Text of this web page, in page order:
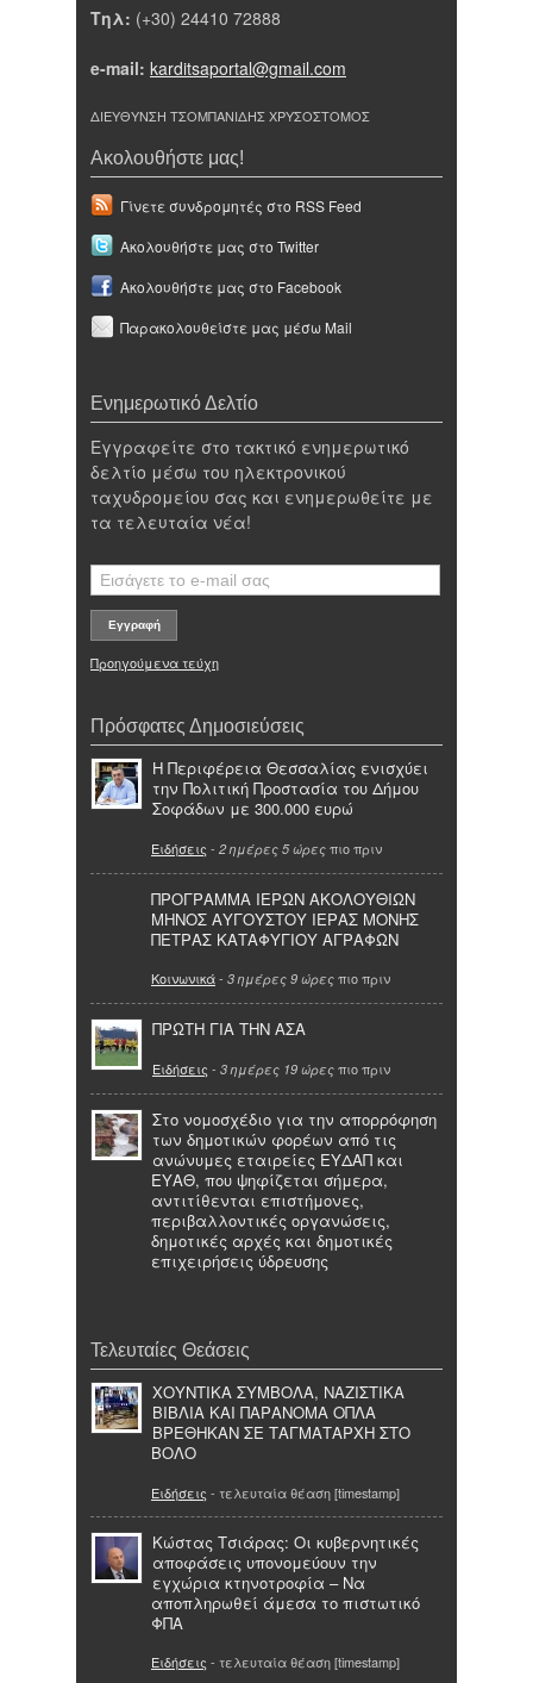
Τηλ: (+30) 24410 72888
e-mail: karditsaportal@gmail.com
ΔΙΕΥΘΥΝΣΗ ΤΣΟΜΠΑΝΙΔΗΣ ΧΡΥΣΟΣΤΟΜΟΣ
Ακολουθήστε μας!
Γίνετε συνδρομητές στο RSS Feed
Ακολουθήστε μας στο Twitter
Ακολουθήστε μας στο Facebook
Παρακολουθείστε μας μέσω Mail
Ενημερωτικό Δελτίο
Εγγραφείτε στο τακτικό ενημερωτικό
δελτίο μέσω του ηλεκτρονικού
ταχυδρομείου σας και ενημερωθείτε με
τα τελευταία νέα!
Προηγούμενα τεύχη
Πρόσφατες Δημοσιεύσεις
Η Περιφέρεια Θεσσαλίας ενισχύει
την Πολιτική Προστασία του Δήμου
Σοφάδων με 300.000 ευρώ
Ειδήσεις - 2 ημέρες 5 ώρες πιο πριν
ΠΡΟΓΡΑΜΜΑ ΙΕΡΩΝ ΑΚΟΛΟΥΘΙΩΝ
ΜΗΝΟΣ ΑΥΓΟΥΣΤΟΥ ΙΕΡΑΣ ΜΟΝΗΣ
ΠΕΤΡΑΣ ΚΑΤΑΦΥΓΙΟΥ ΑΓΡΑΦΩΝ
Κοινωνικά- 3 ημέρες 9 ώρες πιο πριν
ΠΡΩΤΗ ΓΙΑ ΤΗΝ ΑΣΑ
Ειδήσεις - 3 ημέρες 19 ώρες πιο πριν
Στο νομοσχέδιο για την απορρόφηση
των δημοτικών φορέων από τις
ανώνυμες εταιρείες ΕΥΔΑΠ και
ΕΥΑΘ, που ψηφίζεται σήμερα,
αντιτίθενται επιστήμονες,
περιβαλλοντικές οργανώσεις,
δημοτικές αρχές και δημοτικές
επιχειρήσεις ύδρευσης
Τελευταίες Θεάσεις
ΧΟΥΝΤΙΚΑ ΣΥΜΒΟΛΑ, ΝΑΖΙΣΤΙΚΑ
ΒΙΒΛΙΑ ΚΑΙ ΠΑΡΑΝΟΜΑ ΟΠΛΑ
ΒΡΕΘΗΚΑΝ ΣΕ ΤΑΓΜΑΤΑΡΧΗ ΣΤΟ
ΒΟΛΟ
Ειδήσεις - τελευταία θέαση [timestamp]
Κώστας Τσιάρας: Οι κυβερνητικές
αποφάσεις υπονομεύουν την
εγχώρια κτηνοτροφία – Να
αποπληρωθεί άμεσα το πιστωτικό
ΦΠΑ
Ειδήσεις - τελευταία θέαση [timestamp]